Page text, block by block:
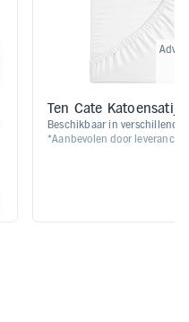
Ten Cate
Hoeslaken
Beschikbaar in verschillende
*Aanbevolen door leverancier